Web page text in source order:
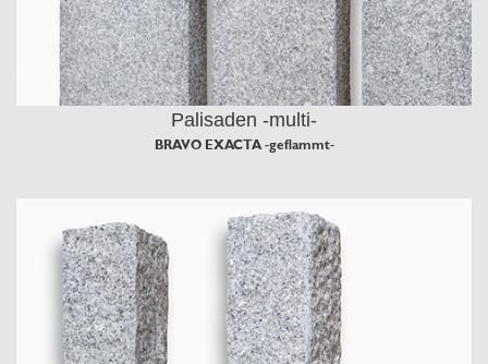
Palisaden -multi-
BRAVO EXACTA -geflammt-